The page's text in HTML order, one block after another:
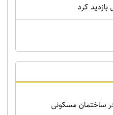
کرد
ساختمان مسکونی